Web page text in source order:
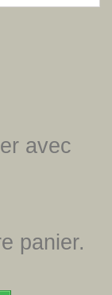
avec
panier.